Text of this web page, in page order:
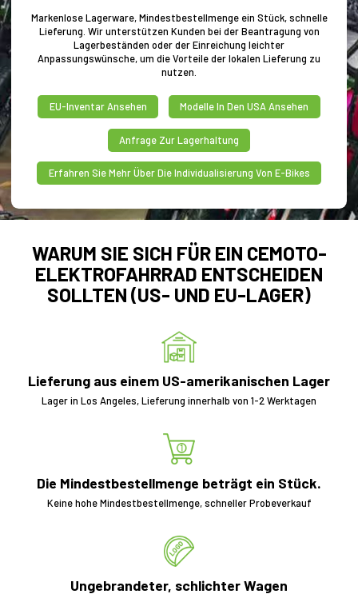
Markenlose Lagerware, Mindestbestellmenge ein Stück, schnelle
Lieferung. Wir unterstützen Kunden bei der Beantragung von
Lagerbeständen oder der Einreichung leichter
Anpassungswünsche, um die Vorteile der lokalen Lieferung zu
nutzen.
EU-Inventar Ansehen Modelle In Den USA Ansehen
Anfrage Zur Lagerhaltung
Erfahren Sie Mehr Über Die Individualisierung Von E-Bikes
WARUM SIE SICH FÜR EIN CEMOTO-
ELEKTROFAHRRAD ENTSCHEIDEN
SOLLTEN (US- UND EU-LAGER)
Lieferung aus einem US-amerikanischen Lager
Lager in Los Angeles, Lieferung innerhalb von 1-2 Werktagen
Die Mindestbestellmenge beträgt ein Stück.
Keine hohe Mindestbestellmenge, schneller Probeverkauf
Ungebrandeter, schlichter Wagen